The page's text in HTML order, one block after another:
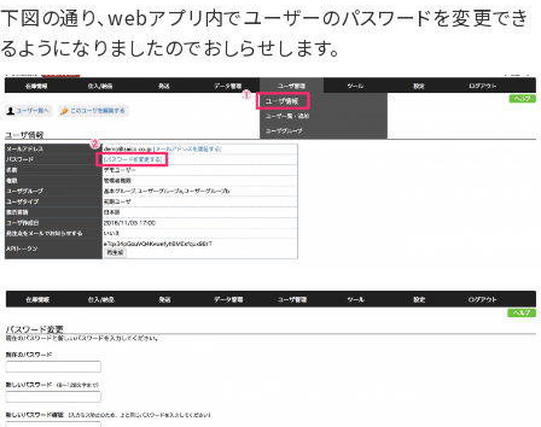
下図の通り、webアプリ内でユーザーのパスワードを変更でき
るようになりましたのでおしらせします。